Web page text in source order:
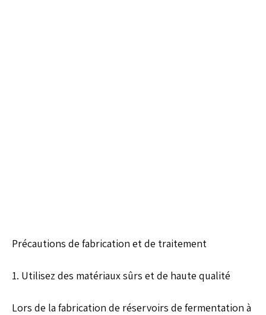
Précautions de fabrication et de traitement
1. Utilisez des matériaux sûrs et de haute qualité
Lors de la fabrication de réservoirs de fermentation à